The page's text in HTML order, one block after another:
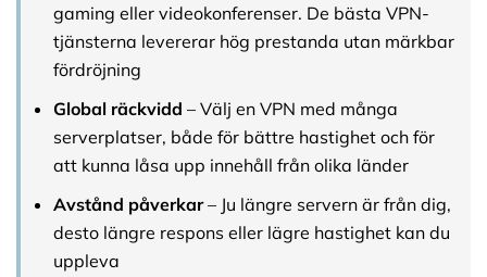
gaming eller videokonferenser. De bästa VPN-
tjänsterna levererar hög prestanda utan märkbar
fördröjning
Global räckvidd – Välj en VPN med många
serverplatser, både för bättre hastighet och för
att kunna låsa upp innehåll från olika länder
Avstånd påverkar– Ju längre servern är från dig,
desto längre respons eller lägre hastighet kan du
uppleva